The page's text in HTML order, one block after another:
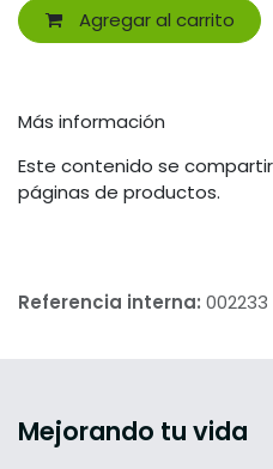
Agregar al carrito
Más información
Este contenido se
páginas de productos.
Referencia interna: 002233
Mejorando tu vida